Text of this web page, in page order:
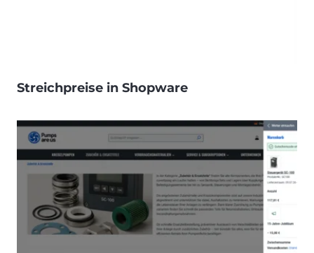
Streichpreise in Shopware